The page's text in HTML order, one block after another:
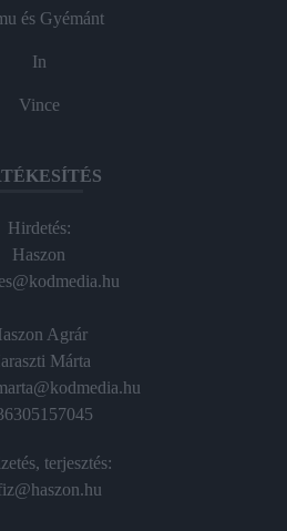
és Gyémánt
In
Vince
Hirdetés:
Haszon
Agrár
Márta
terjesztés: